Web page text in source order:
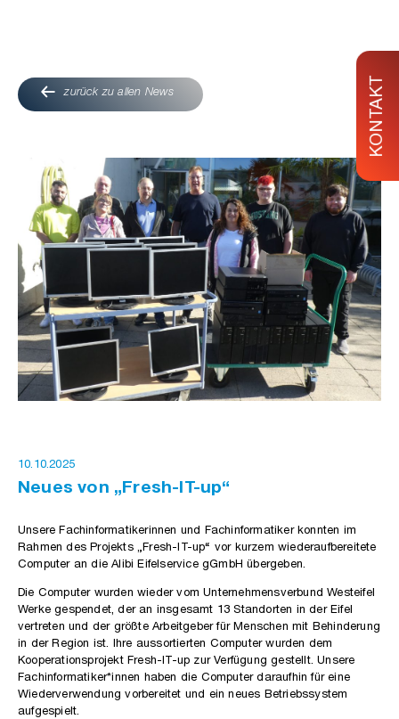
KONTAKT
zurück zu allen News
10.10.2025
Neues von „Fresh-IT-up“
Unsere Fachinformatikerinnen und Fachinformatiker konnten im
Rahmen des Projekts „Fresh-IT-up“ vor kurzem wiederaufbereitete
Computer an die Alibi Eifelservice gGmbH übergeben.
Die Computer wurden wieder vom Unternehmensverbund Westeifel
Werke gespendet, der an insgesamt 13 Standorten in der Eifel
vertreten und der größte Arbeitgeber für Menschen mit Behinderung
in der Region ist. Ihre aussortierten Computer wurden dem
Kooperationsprojekt Fresh-IT-up zur Verfügung gestellt. Unsere
Fachinformatiker*innen haben die Computer daraufhin für eine
Wiederverwendung vorbereitet und ein neues Betriebssystem
aufgespielt.